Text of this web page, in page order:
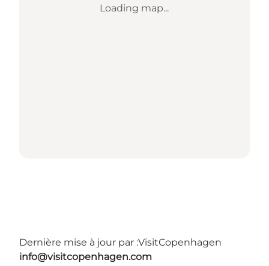
Loading map...
Dernière mise à jour par :VisitCopenhagen
info@visitcopenhagen.com